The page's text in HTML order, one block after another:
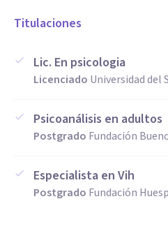
Titulaciones
Lic. En psicologia
Licenciado Universidad del
Psicoanálisis en adultos
Postgrado Fundación
Especialista en Vih
Postgrado Fundación